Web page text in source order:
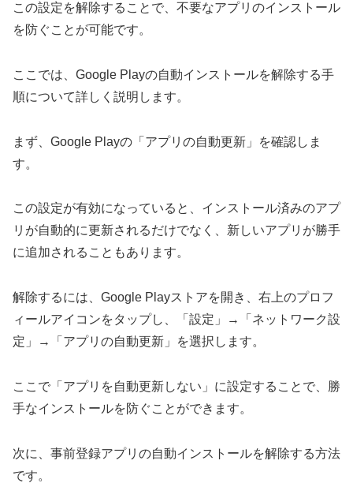
この設定を解除することで、不要なアプリのインストール
を防ぐことが可能です。
ここでは、Google Playの自動インストールを解除する手
順について詳しく説明します。
まず、Google Playの「アプリの自動更新」を確認しま
す。
この設定が有効になっていると、インストール済みのアプ
リが自動的に更新されるだけでなく、新しいアプリが勝手
に追加されることもあります。
解除するには、Google Playストアを開き、右上のプロフ
ィールアイコンをタップし、「設定」→「ネットワーク設
定」→「アプリの自動更新」を選択します。
ここで「アプリを自動更新しない」に設定することで、勝
手なインストールを防ぐことができます。
次に、事前登録アプリの自動インストールを解除する方法
です。